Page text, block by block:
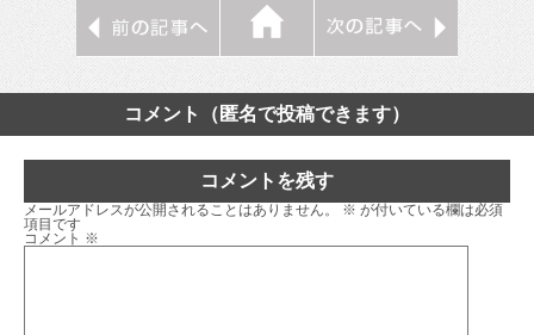
コメント（匿名で投稿できます）
コメントを残す
メールアドレスが公開されることはありません。 ※ が付いている欄は必須
項目です
コメント ※